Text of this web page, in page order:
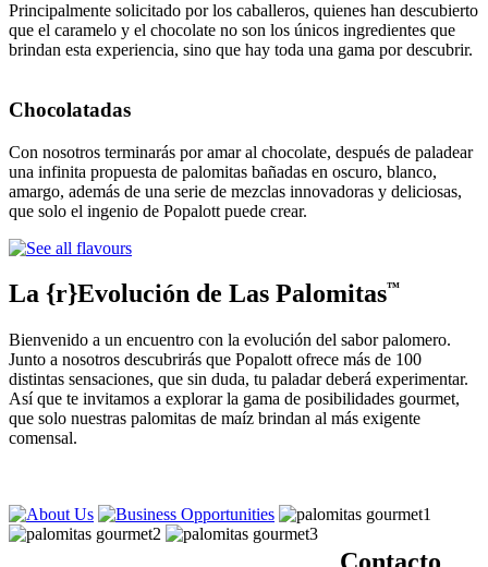
Principalmente solicitado por los caballeros, quienes han descubierto
que el caramelo y el chocolate no son los únicos ingredientes que
brindan esta experiencia, sino que hay toda una gama por descubrir.
Chocolatadas
Con nosotros terminarás por amar al chocolate, después de paladear
una infinita propuesta de palomitas bañadas en oscuro, blanco,
amargo, además de una serie de mezclas innovadoras y deliciosas,
que solo el ingenio de Popalott puede crear.
La {r}Evolución de Las Palomitas™
Bienvenido a un encuentro con la evolución del sabor palomero.
Junto a nosotros descubrirás que Popalott ofrece más de 100
distintas sensaciones, que sin duda, tu paladar deberá experimentar.
Así que te invitamos a explorar la gama de posibilidades gourmet,
que solo nuestras palomitas de maíz brindan al más exigente
comensal.